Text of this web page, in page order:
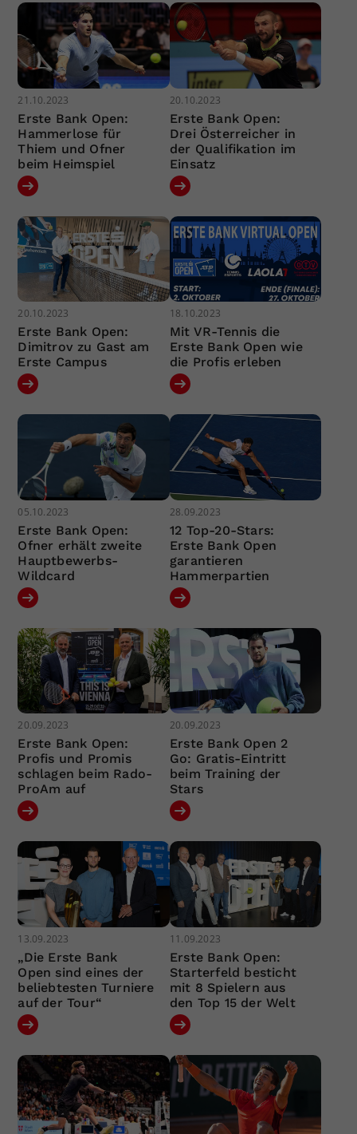
21.10.2023
Erste Bank Open:
Hammerlose für
Thiem und Ofner
beim Heimspiel
20.10.2023
Erste Bank Open:
Drei Österreicher in
der Qualifikation im
Einsatz
20.10.2023
Erste Bank Open:
Dimitrov zu Gast am
Erste Campus
18.10.2023
Mit VR-Tennis die
Erste Bank Open wie
die Profis erleben
05.10.2023
Erste Bank Open:
Ofner erhält zweite
Hauptbewerbs-
Wildcard
28.09.2023
12 Top-20-Stars:
Erste Bank Open
garantieren
Hammerpartien
20.09.2023
Erste Bank Open:
Profis und Promis
schlagen beim Rado-
ProAm auf
20.09.2023
Erste Bank Open 2
Go: Gratis-Eintritt
beim Training der
Stars
13.09.2023
„Die Erste Bank
Open sind eines der
beliebtesten Turniere
auf der Tour“
11.09.2023
Erste Bank Open:
Starterfeld besticht
mit 8 Spielern aus
den Top 15 der Welt